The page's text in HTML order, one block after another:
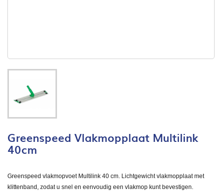
Greenspeed Vlakmopplaat Multilink
40cm
Greenspeed vlakmopvoet Multilink 40 cm. Lichtgewicht vlakmopplaat met
klittenband, zodat u snel en eenvoudig een vlakmop kunt bevestigen.